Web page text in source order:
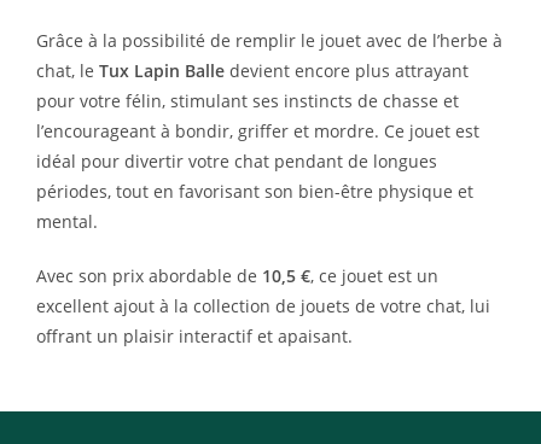
Grâce à la possibilité de remplir le jouet avec de l’herbe à
chat, le Tux Lapin Balle devient encore plus attrayant
pour votre félin, stimulant ses instincts de chasse et
l’encourageant à bondir, griffer et mordre. Ce jouet est
idéal pour divertir votre chat pendant de longues
périodes, tout en favorisant son bien-être physique et
mental.
Avec son prix abordable de 10,5 €, ce jouet est un
excellent ajout à la collection de jouets de votre chat, lui
offrant un plaisir interactif et apaisant.